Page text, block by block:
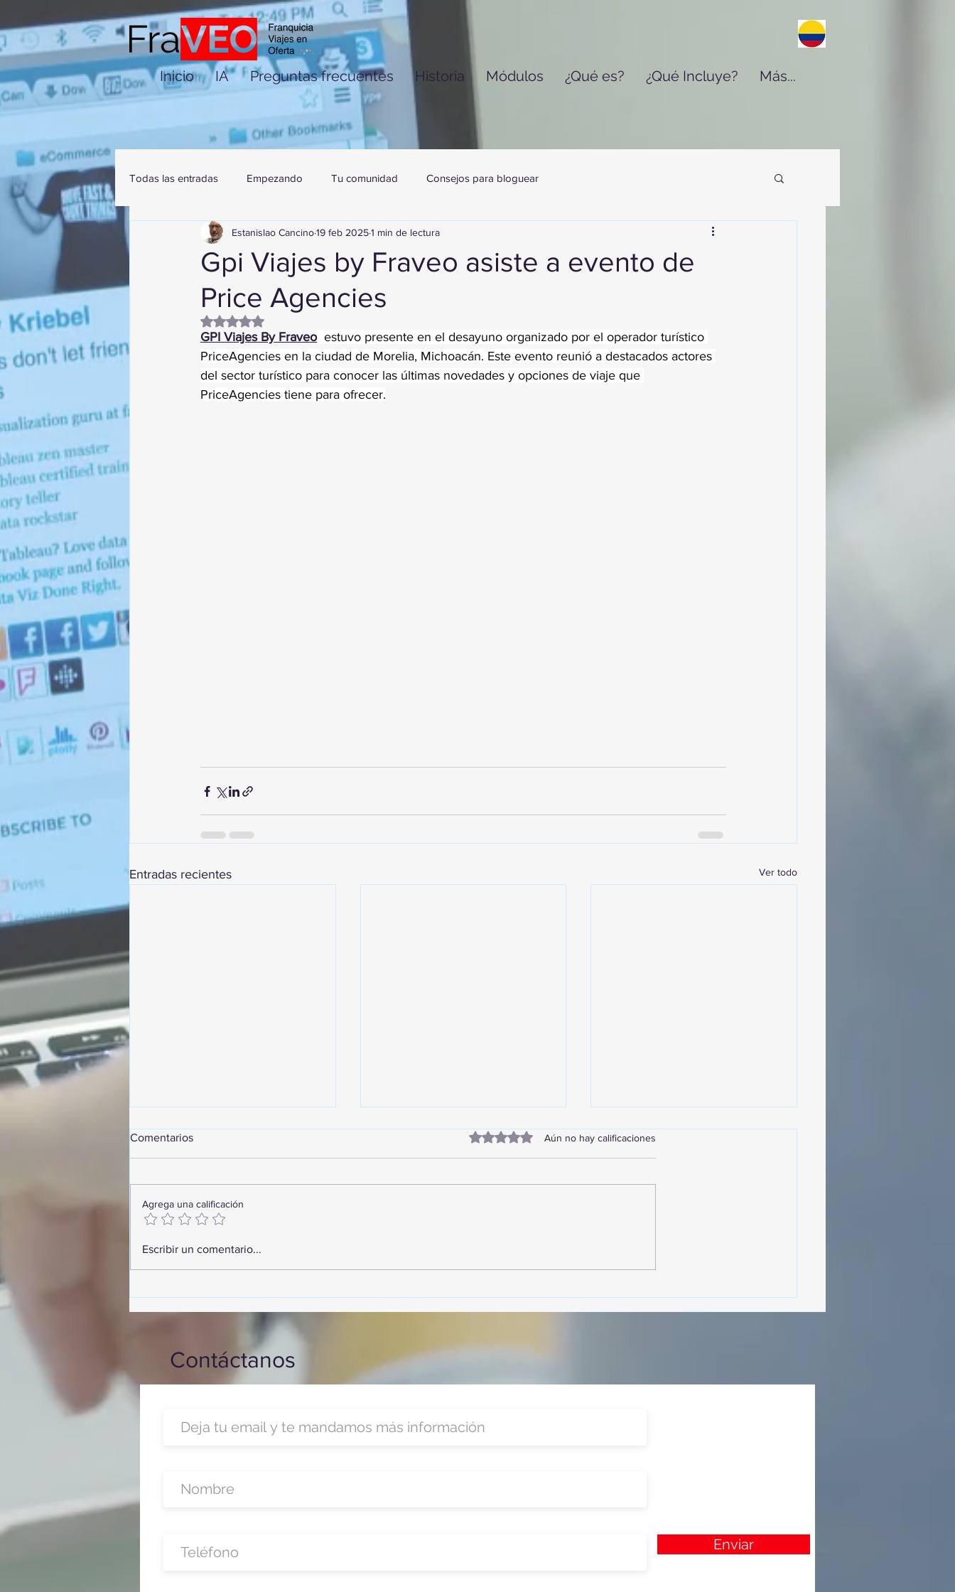
Inicio IA Preguntas frecuentes Historia Módulos ¿Qué es? ¿Qué Incluye? Más...
Todas las entradas Empezando Tu comunidad Consejos para bloguear
Gpi Viajes by Fraveo asiste a evento de
Price Agencies
Estanislao Cancino19 feb 20251 min de lectura
Obtuvo NaN de 5 estrellas.
GPI Viajes By Fraveo estuvo presente en el desayuno organizado por el operador turístico
PriceAgencies en la ciudad de Morelia, Michoacán. Este evento reunió a destacados actores
del sector turístico para conocer las últimas novedades y opciones de viaje que
PriceAgencies tiene para ofrecer.
Entradas recientes Ver todo
GoMapTravelByFraveo
capacitación realizado en el
Zoom
organizada por Nefertari
Comentarios Obtuvo 0 de 5 estrellas.
Aún no hay calificaciones
Agrega una calificación
Escribir un comentario...
Contáctanos
Enviar